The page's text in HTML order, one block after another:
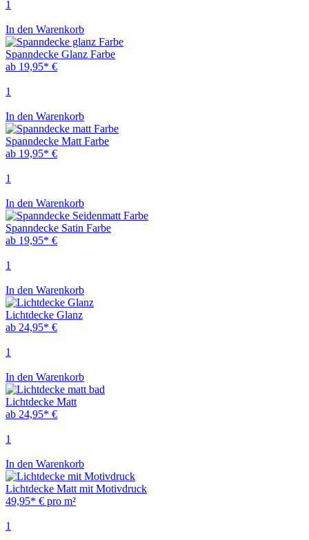
1
In den Warenkorb
Spanndecke Glanz Farbe
ab 19,95* €
1
In den Warenkorb
Spanndecke Matt Farbe
ab 19,95* €
1
In den Warenkorb
Spanndecke Satin Farbe
ab 19,95* €
1
In den Warenkorb
Lichtdecke Glanz
ab 24,95* €
1
In den Warenkorb
Lichtdecke Matt
ab 24,95* €
1
In den Warenkorb
Lichtdecke Matt mit Motivdruck
49,95* € pro m²
1